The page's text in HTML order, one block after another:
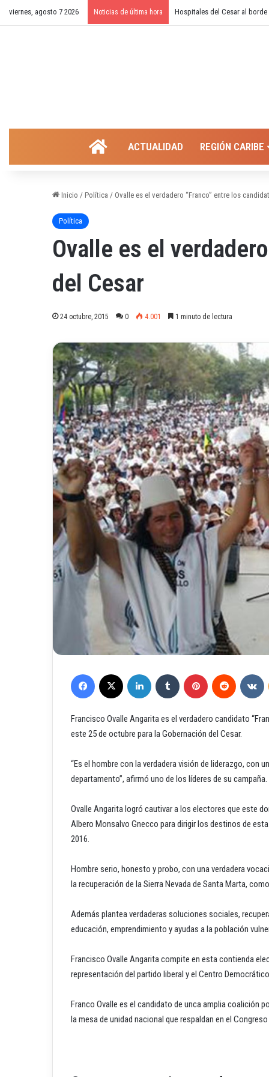
viernes, agosto 7 2026 Noticias de última hora ¿Cierre temporal del
INICIOACTUALIDAD REGIÓN CARIBE
Inicio / Política / Ovalle es el verdadero “Franco” entre los
Política
Ovalle es el
del Cesar
24 octubre, 2015 0 4.001 1 minuto de lectura
Francisco Ovalle Angarita es el verdadero candidato
este 25 de octubre para la Gobernación del Cesar.
“Es el hombre con la verdadera visión de liderazgo, con
departamento”, afirmó uno de los líderes de su campaña.
Ovalle Angarita logró cautivar a los electores que este
Albero Monsalvo Gnecco para dirigir los destinos de
2016.
Hombre serio, honesto y probo, con una verdadera
la recuperación de la Sierra Nevada de Santa Marta,
Además plantea verdaderas soluciones sociales,
educación, emprendimiento y ayudas a la población
Francisco Ovalle Angarita compite en esta contienda
representación del partido liberal y el Centro
Franco Ovalle es el candidato de unca amplia coalición
la mesa de unidad nacional que respaldan en el